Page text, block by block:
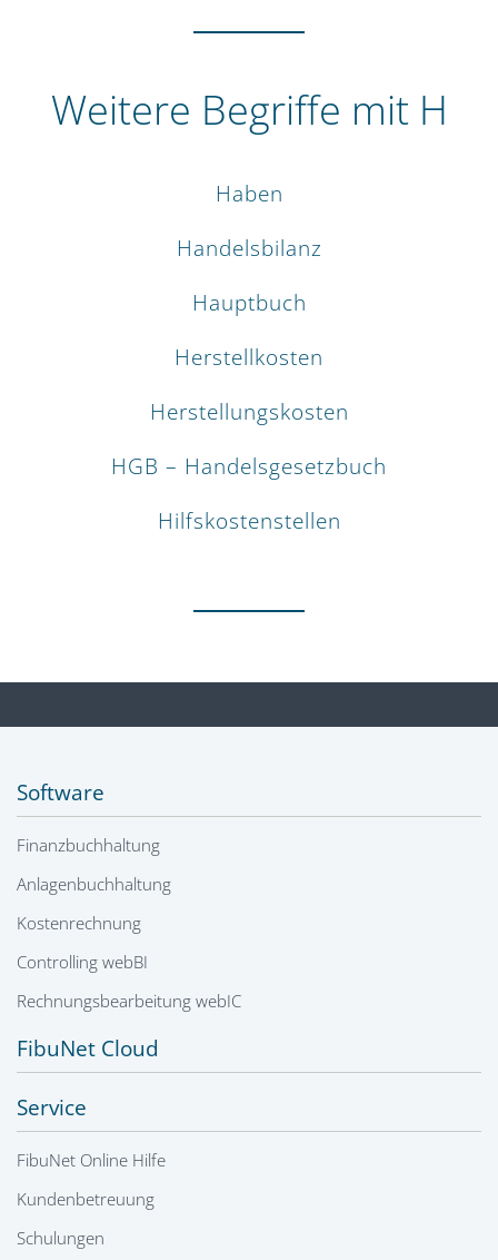
Weitere Begriffe mit H
Haben
Handelsbilanz
Hauptbuch
Herstellkosten
Herstellungskosten
HGB – Handelsgesetzbuch
Hilfskostenstellen
Software
Finanzbuchhaltung
Anlagenbuchhaltung
Kostenrechnung
Controlling webBI
Rechnungsbearbeitung webIC
FibuNet Cloud
Service
FibuNet Online Hilfe
Kundenbetreuung
Schulungen